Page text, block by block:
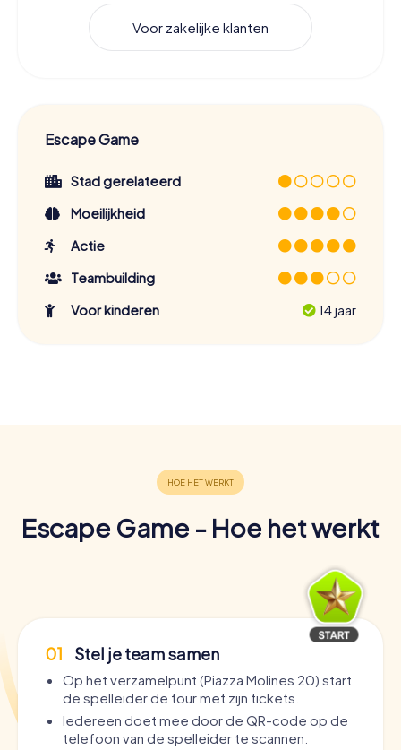
Voor zakelijke klanten
Escape Game
Stad gerelateerd
Moeilijkheid
Actie
Teambuilding
Voor kinderen
14 jaar
Escape Game - Hoe het werkt
01 Stel je team samen
Op het verzamelpunt (Piazza Molines 20) start
de spelleider de tour met zijn tickets.
Iedereen doet mee door de QR-code op de
telefoon van de spelleider te scannen.